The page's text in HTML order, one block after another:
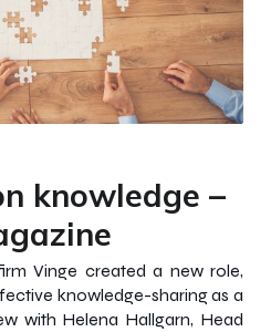
knowledge –
Vinge created a new role,
knowledge-sharing as a
with Helena Hallgarn, Head